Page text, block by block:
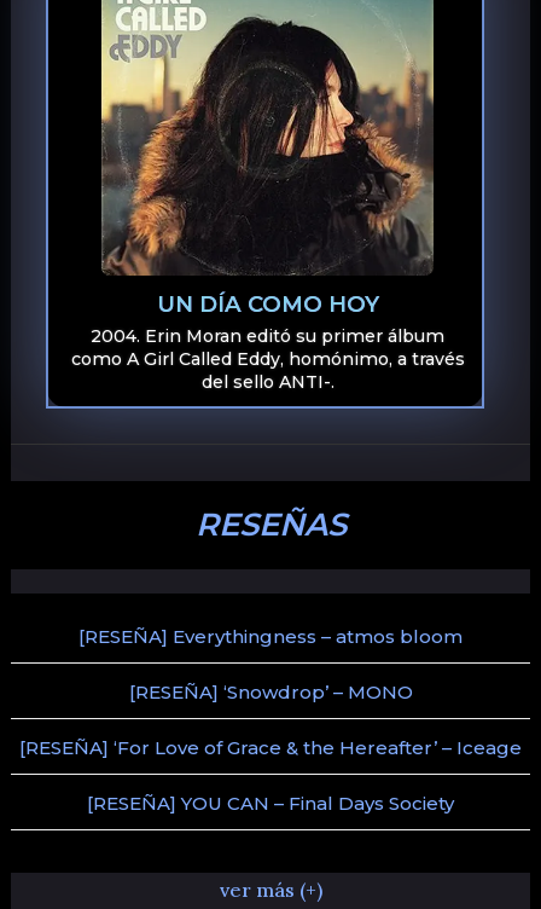
UN DÍA COMO HOY
2004. Erin Moran editó su primer álbum
como A Girl Called Eddy, homónimo, a través
del sello ANTI-.
RESEÑAS
[RESEÑA] Everythingness – atmos bloom
[RESEÑA] ‘Snowdrop’ – MONO
[RESEÑA] ‘For Love of Grace & the Hereafter’ – Iceage
[RESEÑA] YOU CAN – Final Days Society
ver más (+)